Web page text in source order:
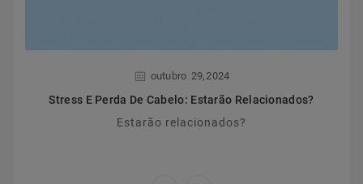
outubro 29, 2024
Stress E Perda De Cabelo: Estarão Relacionados?
Estarão relacionados?